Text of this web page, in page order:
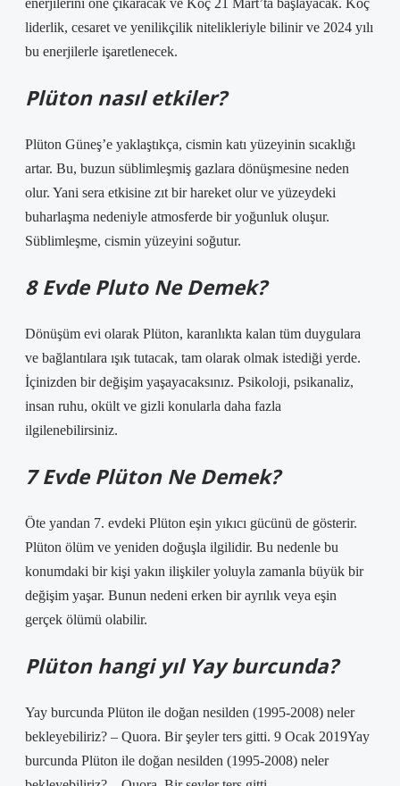
enerjilerini öne çıkaracak ve Koç 21 Mart’ta başlayacak. Koç
liderlik, cesaret ve yenilikçilik nitelikleriyle bilinir ve 2024 yılı
bu enerjilerle işaretlenecek.
Plüton nasıl etkiler?
Plüton Güneş’e yaklaştıkça, cismin katı yüzeyinin sıcaklığı
artar. Bu, buzun süblimleşmiş gazlara dönüşmesine neden
olur. Yani sera etkisine zıt bir hareket olur ve yüzeydeki
buharlaşma nedeniyle atmosferde bir yoğunluk oluşur.
Süblimleşme, cismin yüzeyini soğutur.
8 Evde Pluto Ne Demek?
Dönüşüm evi olarak Plüton, karanlıkta kalan tüm duygulara
ve bağlantılara ışık tutacak, tam olarak olmak istediği yerde.
İçinizden bir değişim yaşayacaksınız. Psikoloji, psikanaliz,
insan ruhu, okült ve gizli konularla daha fazla
ilgilenebilirsiniz.
7 Evde Plüton Ne Demek?
Öte yandan 7. evdeki Plüton eşin yıkıcı gücünü de gösterir.
Plüton ölüm ve yeniden doğuşla ilgilidir. Bu nedenle bu
konumdaki bir kişi yakın ilişkiler yoluyla zamanla büyük bir
değişim yaşar. Bunun nedeni erken bir ayrılık veya eşin
gerçek ölümü olabilir.
Plüton hangi yıl Yay burcunda?
Yay burcunda Plüton ile doğan nesilden (1995-2008) neler
bekleyebiliriz? – Quora. Bir şeyler ters gitti. 9 Ocak 2019Yay
burcunda Plüton ile doğan nesilden (1995-2008) neler